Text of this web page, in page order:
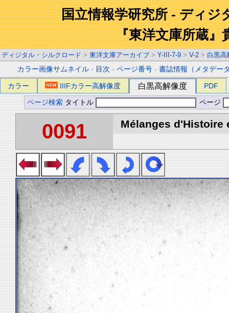
国立情報学研究所 - ディジ
『東洋文庫所蔵』
ディジタル・シルクロード > 東洋文庫アーカイブ > Y-III-7-9 > V-2 > 白黒高
カラー画像サムネイル - 目次 -ページ番号 -書誌情報（メタデー
カラー IIIFカラー高解像度 白黒高解像度 PDF
ページ検索 タイトル ページ
0091 Mélanges d'Histoire